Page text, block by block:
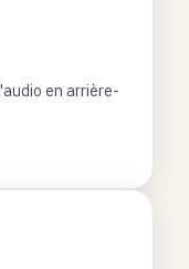
en arrière-